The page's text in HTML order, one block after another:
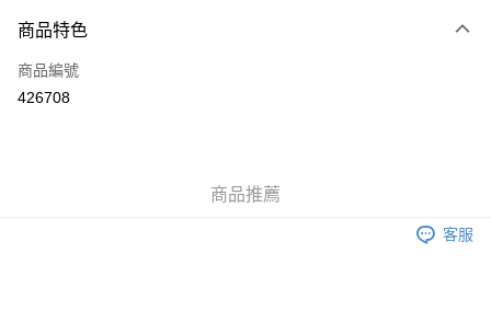
信用卡
AlipayHK
每筆HK$40.00，滿HK$500.00或以上免運費
商品特色
商品編號
426708
商品推薦
客服